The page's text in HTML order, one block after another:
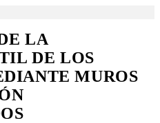
LA
DE LOS
MUROS